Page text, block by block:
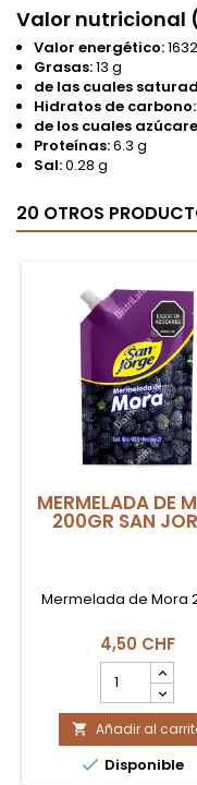
Valor nutricional
Valor energético:
Grasas:13 g
de las cuales
Hidratos de carbono:
de los cuales
Proteínas:6.3 g
Sal:0.28 g
20 OTROS
MERMELADA DE
200GR SAN
Mermelada de Mora
4,50 CHF
cantidad
del
producto
MERMELADA
DE
MORA
 Añadir al
 Disponible